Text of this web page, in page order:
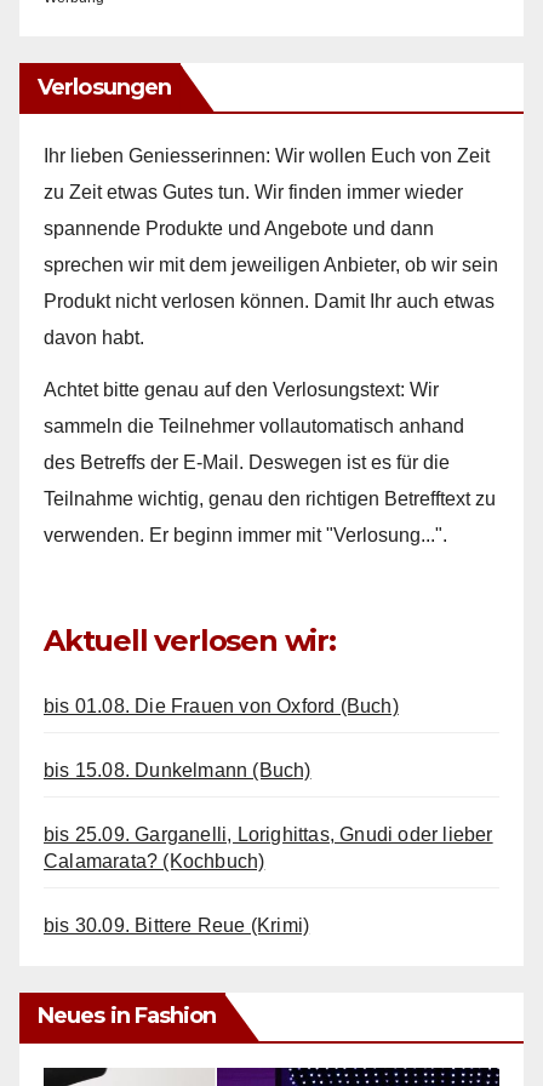
Verlosungen
Ihr lieben Geniesserinnen: Wir wollen Euch von Zeit
zu Zeit etwas Gutes tun. Wir finden immer wieder
spannende Produkte und Angebote und dann
sprechen wir mit dem jeweiligen Anbieter, ob wir sein
Produkt nicht verlosen können. Damit Ihr auch etwas
davon habt.
Achtet bitte genau auf den Verlosungstext: Wir
sammeln die Teilnehmer vollautomatisch anhand
des Betreffs der E-Mail. Deswegen ist es für die
Teilnahme wichtig, genau den richtigen Betrefftext zu
verwenden. Er beginn immer mit "Verlosung...".
Aktuell verlosen wir:
bis 01.08. Die Frauen von Oxford (Buch)
bis 15.08. Dunkelmann (Buch)
bis 25.09. Garganelli, Lorighittas, Gnudi oder lieber
Calamarata? (Kochbuch)
bis 30.09. Bittere Reue (Krimi)
Neues in Fashion